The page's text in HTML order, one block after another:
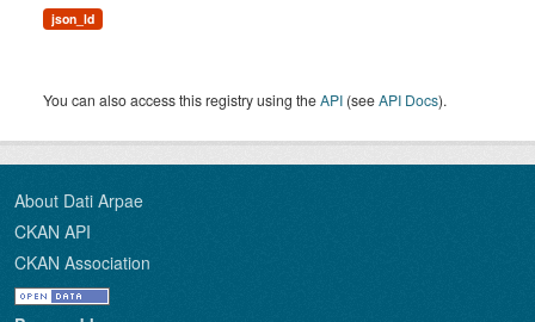
json_ld
You can also access this registry using theAPI (seeAPI Docs).
About Dati Arpae
CKAN API
CKAN Association